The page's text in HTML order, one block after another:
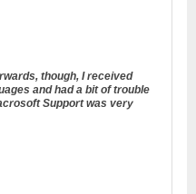
though, I received
and had a bit of trouble
Support was very